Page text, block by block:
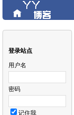
登录站点
用户名
密码
记住我